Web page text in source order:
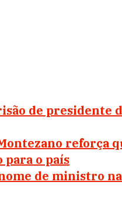
de presidente
reforça
o país
de ministro